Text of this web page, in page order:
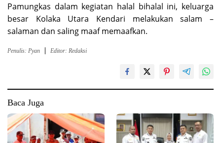
Pamungkas dalam kegiatan halal bihalal ini, keluarga
besar Kolaka Utara Kendari melakukan salam –
salaman dan saling maaf memaafkan.
Penulis: Pyan Editor: Redaksi
Baca Juga